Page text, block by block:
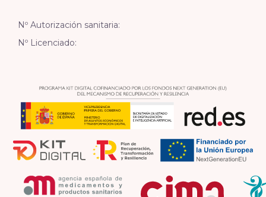
Nº Autorización sanitaria:
Nº Licenciado: